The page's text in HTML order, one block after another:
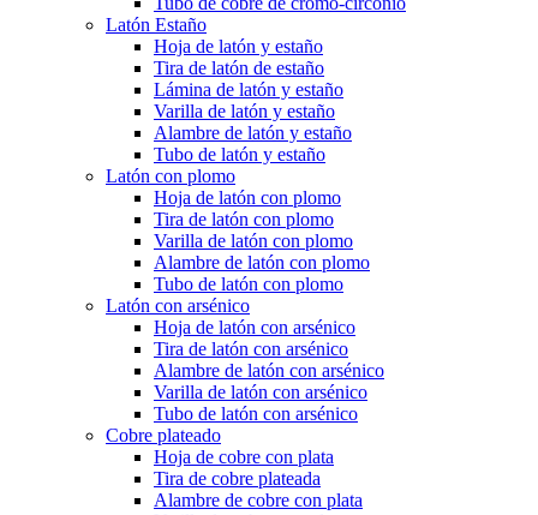
Latón Estaño
Hoja de latón y estaño
Tira de latón de estaño
Lámina de latón y estaño
Varilla de latón y estaño
Alambre de latón y estaño
Tubo de latón y estaño
Latón con plomo
Hoja de latón con plomo
Tira de latón con plomo
Varilla de latón con plomo
Alambre de latón con plomo
Tubo de latón con plomo
Latón con arsénico
Hoja de latón con arsénico
Tira de latón con arsénico
Alambre de latón con arsénico
Varilla de latón con arsénico
Tubo de latón con arsénico
Cobre plateado
Hoja de cobre con plata
Tira de cobre plateada
Alambre de cobre con plata